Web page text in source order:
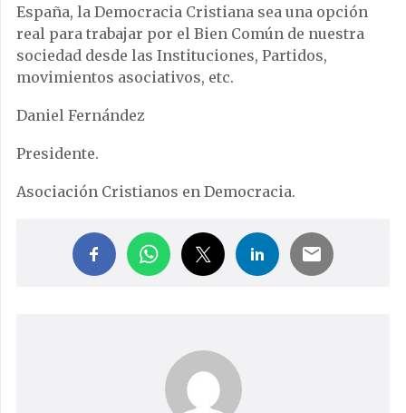
España, la Democracia Cristiana sea una opción
real para trabajar por el Bien Común de nuestra
sociedad desde las Instituciones, Partidos,
movimientos asociativos, etc.
Daniel Fernández
Presidente.
Asociación Cristianos en Democracia.